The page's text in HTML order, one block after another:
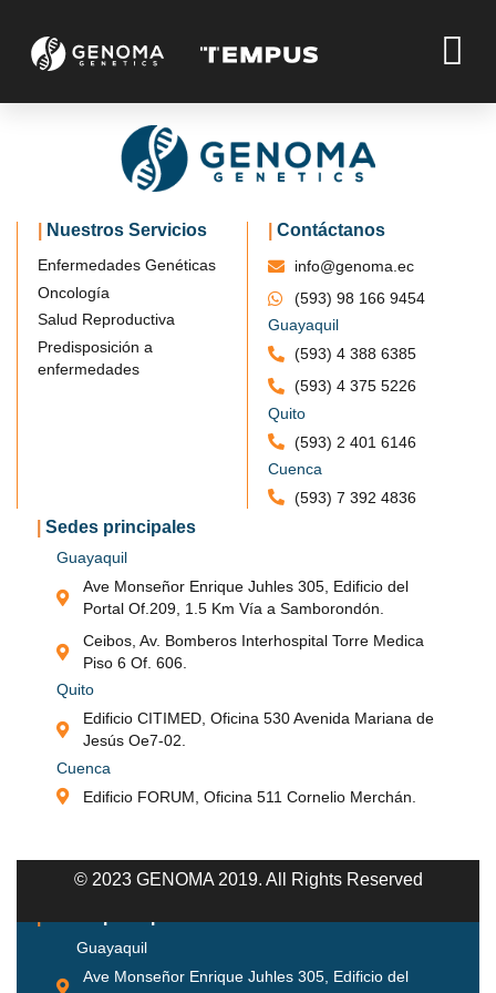
Nuestros Servicios
Enfermedades Genéticas
Oncología
Salud Reproductiva
Predisposición a
enfermedades
Contáctanos
info@genoma.ec
(593) 98 166 9454
Guayaquil
(593) 4 388 6385
(593) 4 375 5226
Quito
(593) 2 401 6146
Cuenca
(593) 7 392 4836
Sedes principales
Guayaquil
Ave Monseñor Enrique Juhles 305, Edificio del
Portal Of.209, 1.5 Km Vía a Samborondón.
Ceibos, Av. Bomberos Interhospital Torre Medica
Piso 6 Of. 606.
Quito
Edificio CITIMED, Oficina 530 Avenida Mariana de
Jesús Oe7-02.
Cuenca
Edificio FORUM, Oficina 511 Cornelio Merchán.
© 2023 GENOMA 2019. All Rights Reserved
Dr. Jeremy
Home Dr. Jeremy
Nuestros Servicios
Enfermedades Genéticas
Oncología
Genética Reproductiva
Genética Preventiva
|Contáctanos
Guayaquil
Quito
Cuenca
(593) 7 392 4836
Guayaquil
Ave Monseñor Enrique Juhles 305, Edificio del